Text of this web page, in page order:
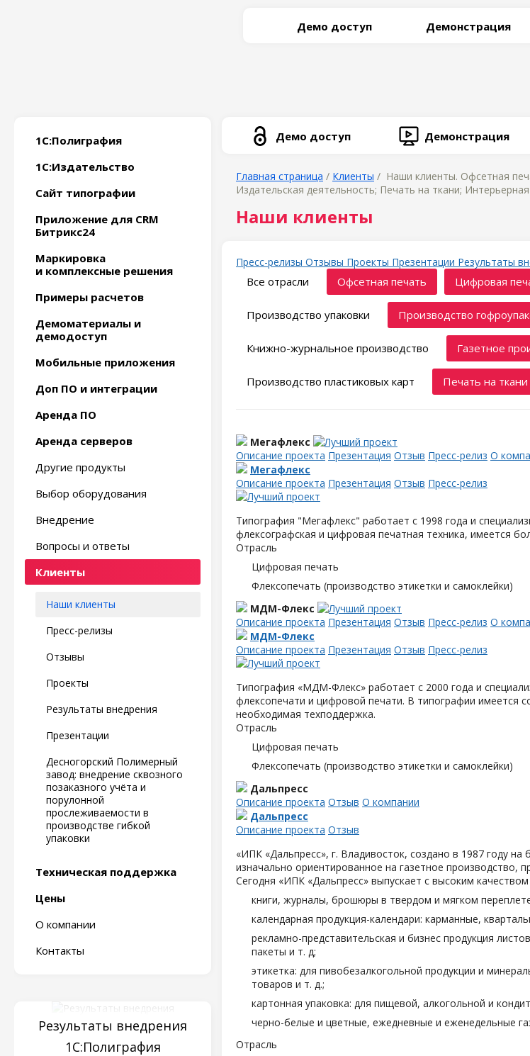
Демо доступ Демонстрация
1С:Полиграфия
1С:Издательство
Сайт типографии
Приложение для CRM
Битрикс24
Маркировка
и комплексные решения
Примеры расчетов
Демоматериалы и
демодоступ
Мобильные приложения
Доп ПО и интеграции
Аренда ПО
Аренда серверов
Другие продукты
Выбор оборудования
Внедрение
Вопросы и ответы
Клиенты
Наши клиенты
Пресс-релизы
Отзывы
Проекты
Результаты внедрения
Презентации
Десногорский Полимерный
завод: внедрение сквозного
позаказного учёта и
порулонной
прослеживаемости в
производстве гибкой
упаковки
Техническая поддержка
Цены
О компании
Контакты
Результаты внедрения
1С:Полиграфия
Демо доступ Демонстрация
Главная страница / Клиенты / Наши клиенты. Офсетная
Издательская деятельность; Печать на ткани;
Наши клиенты
Пресс-релизы Отзывы Проекты Презентации Результаты
Все отрасли Офсетная печать Цифровая
Производство упаковки Производство
Книжно-журнальное производство Газетное
Производство пластиковых карт Печать на ткани
Мегафлекс
Описание проекта Презентация Отзыв Пресс-релиз О
Мегафлекс
Описание проекта Презентация Отзыв Пресс-релиз
Типография "Мегафлекс" работает с 1998 года и
флексографская и цифровая печатная техника, имеется
Отрасль
Цифровая печать
Флексопечать (производство этикетки и самоклейки)
МДМ-Флекс
Описание проекта Презентация Отзыв Пресс-релиз О
МДМ-Флекс
Описание проекта Презентация Отзыв Пресс-релиз
Типография «МДМ-Флекс» работает с 2000 года и
флексопечати и цифровой печати. В типографии имеется
необходимая техподдержка.
Отрасль
Цифровая печать
Флексопечать (производство этикетки и самоклейки)
Дальпресс
Описание проекта Отзыв О компании
Дальпресс
Описание проекта Отзыв
«ИПК «Дальпресс», г. Владивосток, создано в 1987 году
изначально ориентированное на газетное производство,
Сегодня «ИПК «Дальпресс» выпускает с высоким
книги, журналы, брошюры в твердом и мягком
календарная продукция-календари: карманные,
рекламно-представительская и бизнес продукция
пакеты и т. д;
этикетка: для пивобезалкогольной продукции и
товаров и т. д.;
картонная упаковка: для пищевой, алкогольной и
черно-белые и цветные, ежедневные и еженедельные
Отрасль